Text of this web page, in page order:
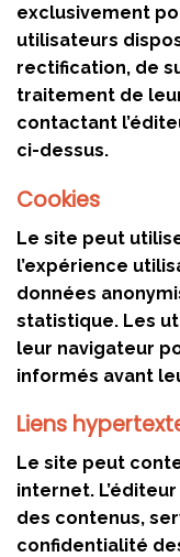
exclusivement
utilisateurs
rectification, de
traitement de
contactant
ci-dessus.
Cookies
Le site peut
l’expérience
données
statistique. Les
leur navigateur
informés avant
Liens
Le site peut
internet.
des contenus,
confidentialité